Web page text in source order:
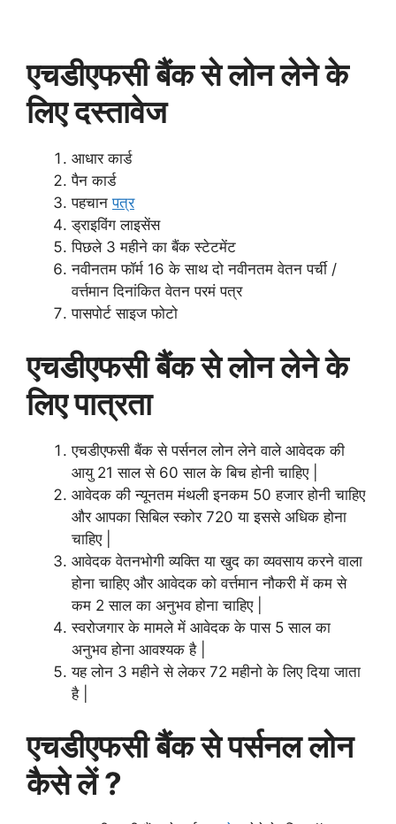
एचडीएफसी बैंक से लोन लेने के
लिए दस्तावेज
आधार कार्ड
पैन कार्ड
पहचानपत्र
ड्राइविंग लाइसेंस
पिछले 3 महीने का बैंक स्टेटमेंट
नवीनतम फॉर्म 16 के साथ दो नवीनतम वेतन पर्ची /
वर्त्तमान दिनांकित वेतन परमं पत्र
पासपोर्ट साइज फोटो
एचडीएफसी बैंक से लोन लेने के
लिए पात्रता
एचडीएफसी बैंक से पर्सनल लोन लेने वाले आवेदक की
आयु 21 साल से 60 साल के बिच होनी चाहिए |
आवेदक की न्यूनतम मंथली इनकम 50 हजार होनी चाहिए
और आपका सिबिल स्कोर 720 या इससे अधिक होना
चाहिए |
आवेदक वेतनभोगी व्यक्ति या खुद का व्यवसाय करने वाला
होना चाहिए और आवेदक को वर्त्तमान नौकरी में कम से
कम 2 साल का अनुभव होना चाहिए |
स्वरोजगार के मामले में आवेदक के पास 5 साल का
अनुभव होना आवश्यक है |
यह लोन 3 महीने से लेकर 72 महीनो के लिए दिया जाता
है |
एचडीएफसी बैंक से पर्सनल लोन
कैसे लें ?